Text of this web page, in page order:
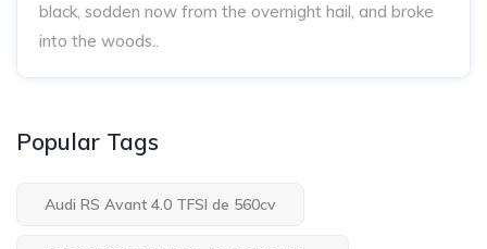
black, sodden now from the overnight hail, and broke
into the woods..
Popular Tags
Audi RS Avant 4.0 TFSI de 560cv